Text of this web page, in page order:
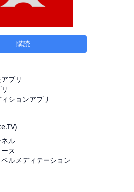
購読
プリ
ションアプリ
)
ネル
ス
ルメディテーション